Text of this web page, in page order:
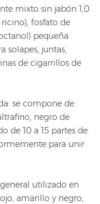
mixto sin jabón 1,0
ricino), fosfato de
pequeña
solapes, juntas,
de cigarrillos de
se compone de
negro de
de 10 a 15 partes de
para unir
utilizado en
amarillo y negro,